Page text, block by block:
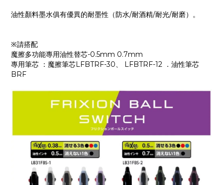
油性顏料墨水俱有優異的耐墨性（防水/耐酒精/耐光/耐磨）。
※請搭配
魔擦多功能專用油性替芯-0.5mm 0.7mm
專用筆芯 ：魔擦筆芯LFBTRF-30、 LFBTRF-12 ．油性筆芯
BRF